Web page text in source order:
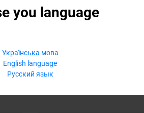
you language
Українська мова
English language
Русский язык